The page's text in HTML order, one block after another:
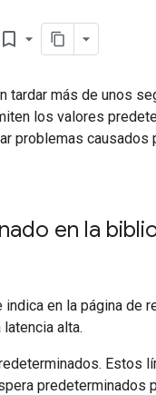
bookmark_border
tardar más de unos
los valores
problemas causados
en la
en la página de
alta.
Estos
predeterminados